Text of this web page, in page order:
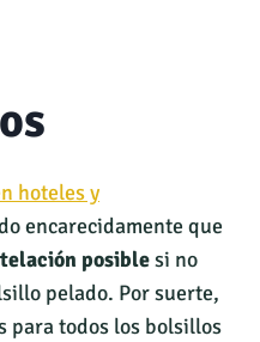
hoteles y
encarecidamente que
posiblesi no
pelado. Por suerte,
para todos los bolsillos